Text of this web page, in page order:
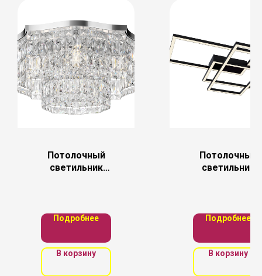
Потолочный
светильник
Подробнее
В корзину
Потолочный
светильник
Подробнее
В корзину